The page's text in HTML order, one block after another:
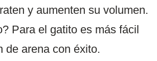
y aumenten su volumen.
Para el gatito es más fácil
de arena con éxito.